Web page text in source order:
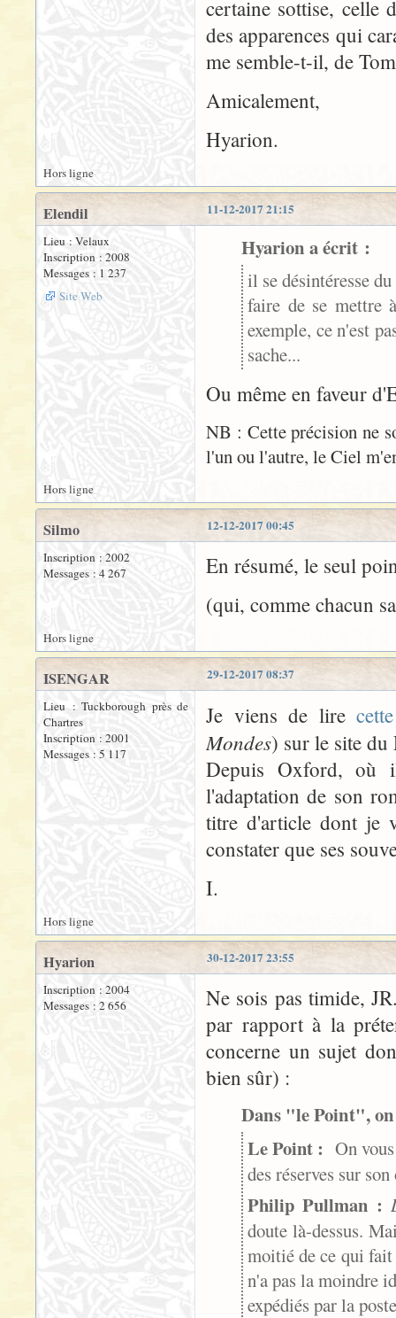
certaine sottise, celle
des apparences qui
me semble-t-il, de
Amicalement,
Hyarion.
Hors ligne
11-12-2017 21:15
Elendil
Lieu : Velaux
Inscription : 2008
Messages : 1 237
Site Web
Hyarion a écrit :
il se désintéresse
faire de se mettre
exemple, ce n'est
sache...
Ou même en faveur
NB : Cette précision ne
l'un ou l'autre, le Ciel
Hors ligne
12-12-2017 00:45
Silmo
Inscription : 2002
Messages : 4 267
En résumé, le seul
(qui, comme chacun
Hors ligne
29-12-2017 08:37
ISENGAR
Lieu : Tuckborough près de
Chartres
Inscription : 2001
Messages : 5 117
Je viens de lire
Mondes) sur le site
Depuis Oxford, où
l'adaptation de son
titre d'article dont je
constater que ses
I.
Hors ligne
30-12-2017 23:55
Hyarion
Inscription : 2004
Messages : 2 656
Ne sois pas timide,
par rapport à la
concerne un sujet
bien sûr) :
Dans "le Point",
Le Point : On
des réserves sur
Philip Pullman :
doute là-dessus.
moitié de ce qui
n'a pas la moindre
expédiés par la